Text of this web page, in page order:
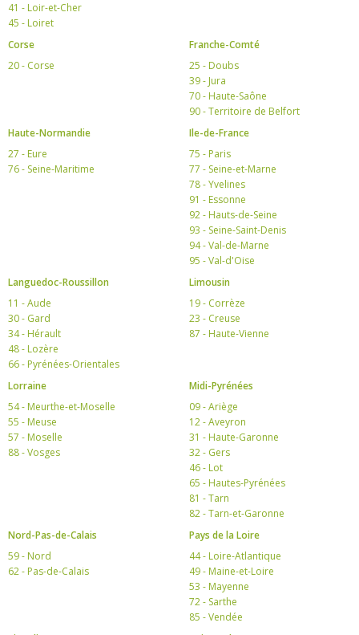
41 - Loir-et-Cher
45 - Loiret
Corse
20 - Corse
Franche-Comté
25 - Doubs
39 - Jura
70 - Haute-Saône
90 - Territoire de Belfort
Haute-Normandie
27 - Eure
76 - Seine-Maritime
Ile-de-France
75 - Paris
77 - Seine-et-Marne
78 - Yvelines
91 - Essonne
92 - Hauts-de-Seine
93 - Seine-Saint-Denis
94 - Val-de-Marne
95 - Val-d'Oise
Languedoc-Roussillon
11 - Aude
30 - Gard
34 - Hérault
48 - Lozère
66 - Pyrénées-Orientales
Limousin
19 - Corrèze
23 - Creuse
87 - Haute-Vienne
Lorraine
54 - Meurthe-et-Moselle
55 - Meuse
57 - Moselle
88 - Vosges
Midi-Pyrénées
09 - Ariège
12 - Aveyron
31 - Haute-Garonne
32 - Gers
46 - Lot
65 - Hautes-Pyrénées
81 - Tarn
82 - Tarn-et-Garonne
Nord-Pas-de-Calais
59 - Nord
62 - Pas-de-Calais
Pays de la Loire
44 - Loire-Atlantique
49 - Maine-et-Loire
53 - Mayenne
72 - Sarthe
85 - Vendée